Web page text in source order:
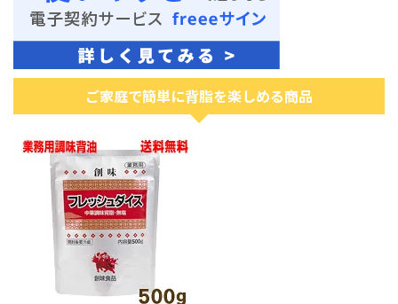
ご家庭で簡単に背脂を楽しめる商品